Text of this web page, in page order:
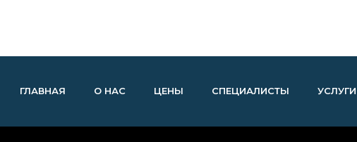
ГЛАВНАЯ О НАС ЦЕНЫ СПЕЦИАЛИСТЫ УСЛУГИ